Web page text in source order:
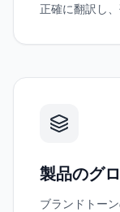
正確に翻訳し
製品のグ
ブランドトー